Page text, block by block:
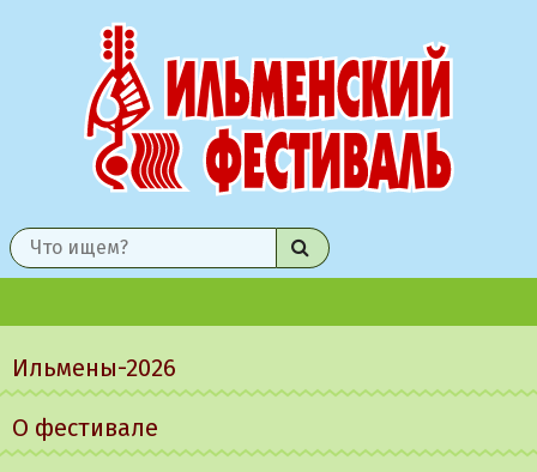
Найти
меню
Ильмены-2026
О фестивале